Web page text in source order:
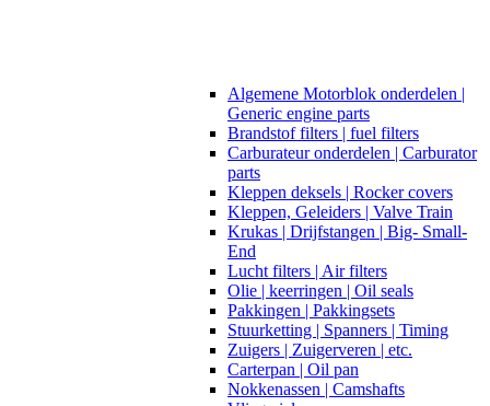
Algemene Motorblok onderdelen |
Generic engine parts
Brandstof filters | fuel filters
Carburateur onderdelen | Carburator
parts
Kleppen deksels | Rocker covers
Kleppen, Geleiders | Valve Train
Krukas | Drijfstangen | Big- Small-
End
Lucht filters | Air filters
Olie | keerringen | Oil seals
Pakkingen | Pakkingsets
Stuurketting | Spanners | Timing
Zuigers | Zuigerveren | etc.
Carterpan | Oil pan
Nokkenassen | Camshafts